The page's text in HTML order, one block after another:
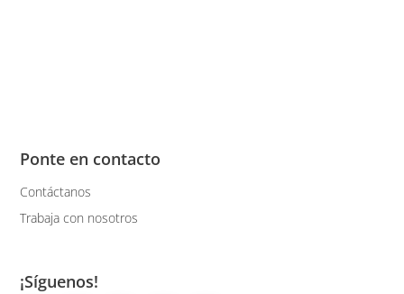
Ponte en contacto
Contáctanos
Trabaja con nosotros
¡Síguenos!